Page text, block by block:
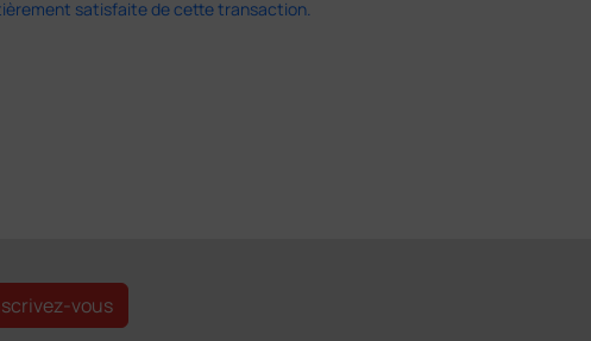
satisfaite de cette transaction.
vous